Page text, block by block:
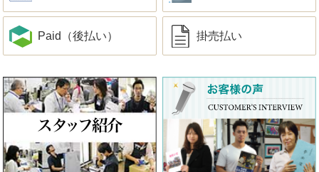
Paid（後払い） 掛売払い